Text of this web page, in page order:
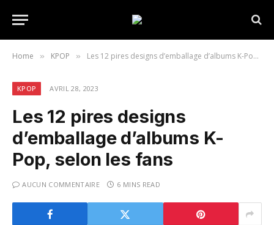
Home » KPOP » Les 12 pires designs d’emballage d’albums K-Pop, selon les fans
KPOP AVRIL 28, 2023
Les 12 pires designs
d’emballage d’albums K-
Pop, selon les fans
AUCUN COMMENTAIRE 6 MINS READ